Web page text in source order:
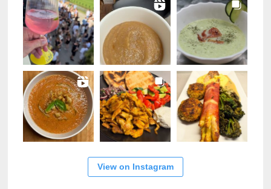
View on Instagram